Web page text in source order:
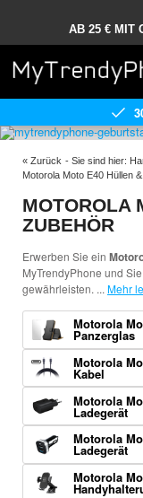
AB 25 € MIT
« Zurück - Sie sind hier:
Motorola Moto E40 Hüllen
MOTOROLA
ZUBEHÖR
Erwerben Sie ein
MyTrendyPhone und
gewährleisten. ... Mehr
Motorola
Panzerglas
Motorola
Kabel
Motorola
Ladegerät
Motorola
Ladegerät
Motorola